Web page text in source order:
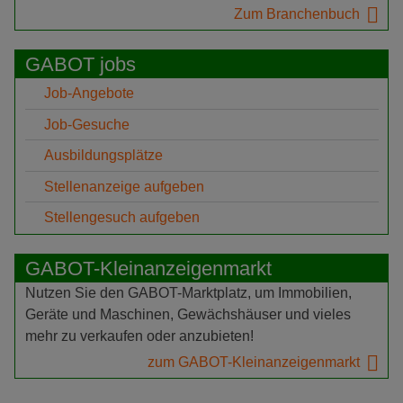
Zum Branchenbuch
GABOT jobs
Job-Angebote
Job-Gesuche
Ausbildungsplätze
Stellenanzeige aufgeben
Stellengesuch aufgeben
GABOT-Kleinanzeigenmarkt
Nutzen Sie den GABOT-Marktplatz, um Immobilien,
Geräte und Maschinen, Gewächshäuser und vieles
mehr zu verkaufen oder anzubieten!
zum GABOT-Kleinanzeigenmarkt